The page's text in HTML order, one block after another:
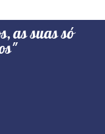
as suas só